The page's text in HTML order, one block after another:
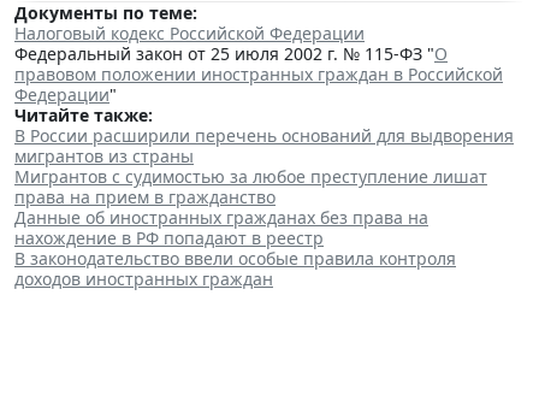
Документы по теме:
Налоговый кодекс Российской Федерации
Федеральный закон от 25 июля 2002 г. № 115-ФЗ "О
правовом положении иностранных граждан в Российской
Федерации"
Читайте также:
В России расширили перечень оснований для выдворения
мигрантов из страны
Мигрантов с судимостью за любое преступление лишат
права на прием в гражданство
Данные об иностранных гражданах без права на
нахождение в РФ попадают в реестр
В законодательство ввели особые правила контроля
доходов иностранных граждан